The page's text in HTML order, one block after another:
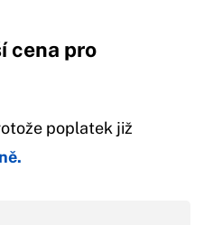
cena pro
poplatek již